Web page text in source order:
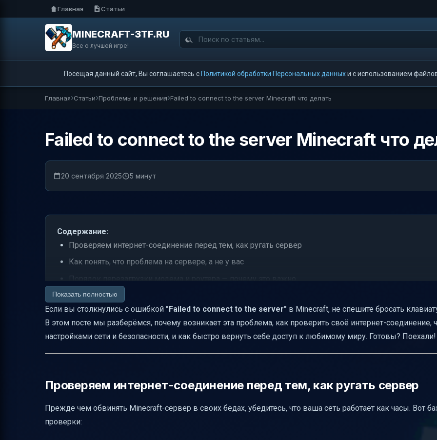
Главная Статьи
MINECRAFT-3TF.RU
Все о лучшей игре!
Посещая данный сайт, Вы соглашаетесь с Политикой обработки Персональных данныхи с использованием
Главная Статьи Проблемы и решения Failed to connect to the server Minecraft что делать
Failed to connect to the server Minecraft что
20 сентября 2025 5 минут
Содержание:
Проверяем интернет-соединение перед тем, как ругать сервер
Как понять, что проблема на сервере, а не у вас
Порядок перезагрузки модема и роутера — почему это важно
Настройки безопасности: как проверить и не оставить дыры
Очистка DNS и обновление IP — когда и как
Обновление драйверов сети — зачем и как
Быстрые шаги для возвращения в игру после долгого перерыва
Показать полностью
Если вы столкнулись с ошибкой "Failed to connect to the server" в Minecraft, не спешите бросать
В этом посте мы разберёмся, почему возникает эта проблема, как проверить своё интернет-соединение,
настройками сети и безопасности, и как быстро вернуть себе доступ к любимому миру. Готовы? Поехали!
Проверяем интернет-соединение перед тем, как ругать сервер
Прежде чем обвинять Minecraft-сервер в своих бедах, убедитесь, что ваша сеть работает как часы. Вот
проверки: